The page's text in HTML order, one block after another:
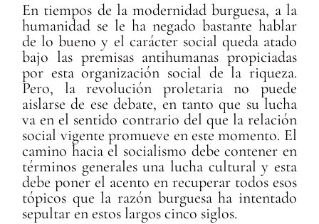
En tiempos de la modernidad burguesa, a la
humanidad se le ha negado bastante hablar
de lo bueno y el carácter social queda atado
bajo las premisas antihumanas propiciadas
por esta organización social de la riqueza.
Pero, la revolución proletaria no puede
aislarse de ese debate, en tanto que su lucha
va en el sentido contrario del que la relación
social vigente promueve en este momento. El
camino hacia el socialismo debe contener en
términos generales una lucha cultural y esta
debe poner el acento en recuperar todos esos
tópicos que la razón burguesa ha intentado
sepultar en estos largos cinco siglos.